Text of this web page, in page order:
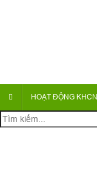
HOẠT ĐỘNG KHCN